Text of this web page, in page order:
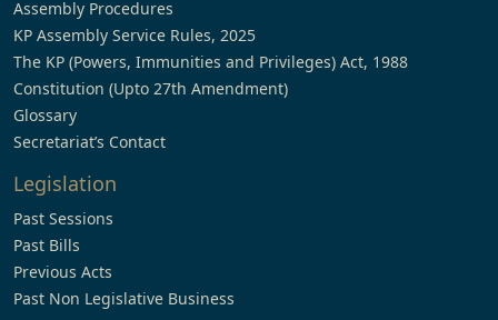
Assembly Procedures
KP Assembly Service Rules, 2025
The KP (Powers, Immunities and Privileges) Act, 1988
Constitution (Upto 27th Amendment)
Glossary
Secretariat’s Contact
Legislation
Past Sessions
Past Bills
Previous Acts
Past Non Legislative Business